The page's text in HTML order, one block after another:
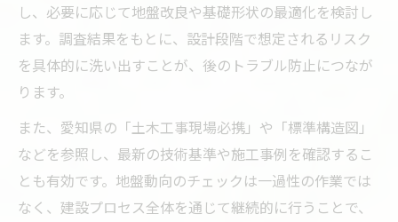
し、必要に応じて地盤改良や基礎形状の最適化を検討し
ます。調査結果をもとに、設計段階で想定されるリスク
を具体的に洗い出すことが、後のトラブル防止につなが
ります。
また、愛知県の「土木工事現場必携」や「標準構造図」
などを参照し、最新の技術基準や施工事例を確認するこ
とも有効です。地盤動向のチェックは一過性の作業では
なく、建設プロセス全体を通じて継続的に行うことで、